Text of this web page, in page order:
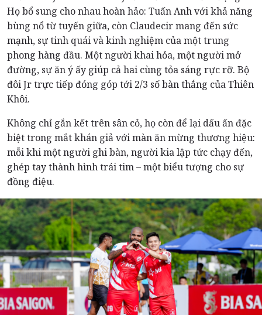
Họ bổ sung cho nhau hoàn hảo: Tuấn Anh với khả năng
bùng nổ từ tuyến giữa, còn Claudecir mang đến sức
mạnh, sự tinh quái và kinh nghiệm của một trung
phong hàng đầu. Một người khai hỏa, một người mở
đường, sự ăn ý ấy giúp cả hai cùng tỏa sáng rực rỡ. Bộ
đôi Jr trực tiếp đóng góp tới 2/3 số bàn thắng của Thiên
Khôi.
Không chỉ gắn kết trên sân cỏ, họ còn để lại dấu ấn đặc
biệt trong mắt khán giả với màn ăn mừng thương hiệu:
mỗi khi một người ghi bàn, người kia lập tức chạy đến,
ghép tay thành hình trái tim – một biểu tượng cho sự
đồng điệu.